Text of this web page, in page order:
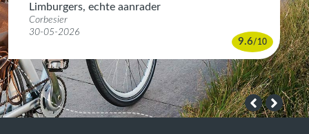
Limburgers, echte aanrader
Corbesier
30-05-2026
9.6/10